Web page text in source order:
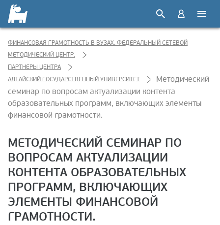
ФИНАНСОВАЯ ГРАМОТНОСТЬ В ВУЗАХ. ФЕДЕРАЛЬНЫЙ СЕТЕВОЙ
МЕТОДИЧЕСКИЙ ЦЕНТР.
ПАРТНЕРЫ ЦЕНТРА
АЛТАЙСКИЙ ГОСУДАРСТВЕННЫЙ УНИВЕРСИТЕТ
Методический
семинар по вопросам актуализации контента
образовательных программ, включающих элементы
финансовой грамотности.
МЕТОДИЧЕСКИЙ СЕМИНАР ПО
ВОПРОСАМ АКТУАЛИЗАЦИИ
КОНТЕНТА ОБРАЗОВАТЕЛЬНЫХ
ПРОГРАММ, ВКЛЮЧАЮЩИХ
ЭЛЕМЕНТЫ ФИНАНСОВОЙ
ГРАМОТНОСТИ.